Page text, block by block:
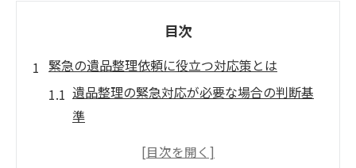
目次
緊急の遺品整理依頼に役立つ対応策とは
遺品整理の緊急対応が必要な場合の判断基
準
即日対応可能な遺品整理業者の見分け方